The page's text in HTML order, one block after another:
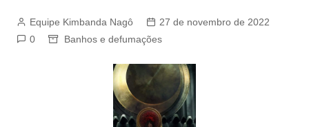
Equipe Kimbanda Nagô
27 de novembro de 2022
0
Banhos e defumações